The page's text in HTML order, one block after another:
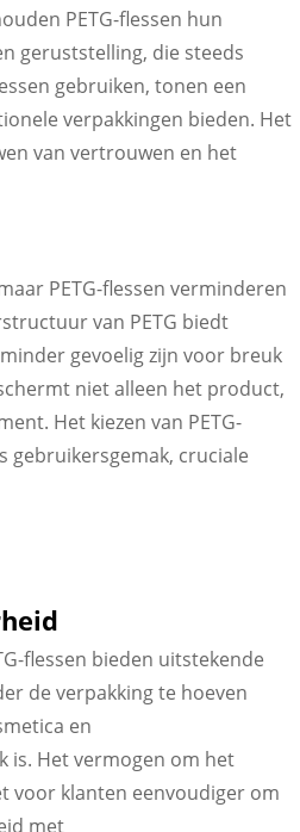
PETG-flessen hun
geruststelling, die steeds
gebruiken, tonen een
verpakkingen bieden. Het
van vertrouwen en het
PETG-flessen verminderen
van PETG biedt
gevoelig zijn voor breuk
niet alleen het product,
Het kiezen van PETG-
gebruikersgemak, cruciale
flessen bieden uitstekende
de verpakking te hoeven
en
is. Het vermogen om het
voor klanten eenvoudiger om
met